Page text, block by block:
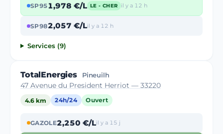
SP951,978 €/L LE - CHER il y a 12 h
SP982,057 €/Lil y a 12 h
Services (9)
TotalEnergies Pineuilh
47 Avenue du President Herriot — 33220
4.6 km 24h/24 Ouvert
GAZOLE2,250 €/Lil y a 15 j